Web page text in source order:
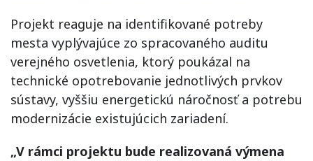
Projekt reaguje na identifikované potreby
mesta vyplývajúce zo spracovaného auditu
verejného osvetlenia, ktorý poukázal na
technické opotrebovanie jednotlivých prvkov
sústavy, vyššiu energetickú náročnosť a potrebu
modernizácie existujúcich zariadení.
„V rámci projektu bude realizovaná výmena